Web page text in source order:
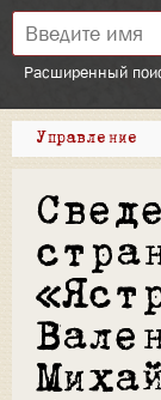
Расширенный
Управление